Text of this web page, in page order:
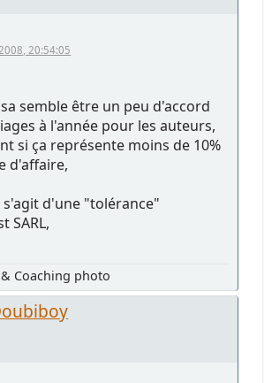
20:54:05
semble être un peu d'accord
à l'année pour les auteurs,
si ça représente moins de 10%
d'affaire,
s'agit d'une "tolérance"
SARL,
Coaching photo